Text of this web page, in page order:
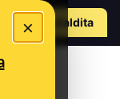
×
Hazte Maldito